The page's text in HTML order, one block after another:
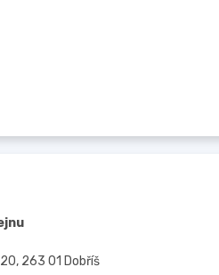
263 01 Dobříš